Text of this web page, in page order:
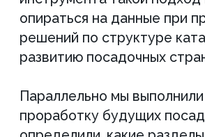
переобходу после внедрения
изменений. Техническая стабильность
напрямую влияет на то, как поисковая
система оценивает сайт, особенно в
проектах с большим количеством
Это типично для SEO поставщика
токарного инструмента и подобных
проектов. Далее настроили
микроразметку Schema.org и Open